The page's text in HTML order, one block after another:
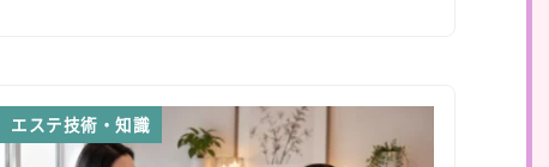
エステ技術・知識